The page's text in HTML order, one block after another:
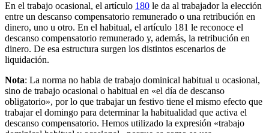
En el trabajo ocasional, el artículo 180 le da al trabajador la elección
entre un descanso compensatorio remunerado o una retribución en
dinero, uno u otro. En el habitual, el artículo 181 le reconoce el
descanso compensatorio remunerado y, además, la retribución en
dinero. De esa estructura surgen los distintos escenarios de
liquidación.
Nota: La norma no habla de trabajo dominical habitual u ocasional,
sino de trabajo ocasional o habitual en «el día de descanso
obligatorio», por lo que trabajar un festivo tiene el mismo efecto que
trabajar el domingo para determinar la habitualidad que activa el
descanso compensatorio. Hemos utilizado la expresión «trabajo